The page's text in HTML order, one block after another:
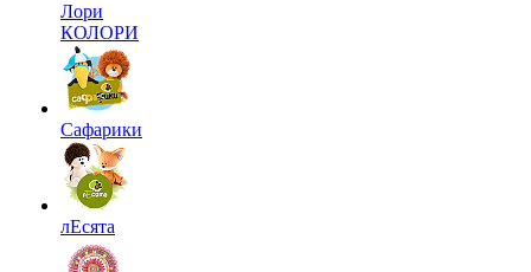
Лори
КОЛОРИ
Сафарики
лЕсята